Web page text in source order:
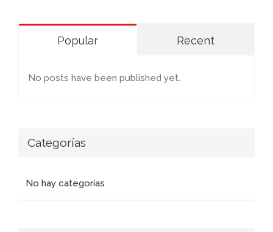
Popular Recent
No posts have been published yet.
Categorías
No hay categorías